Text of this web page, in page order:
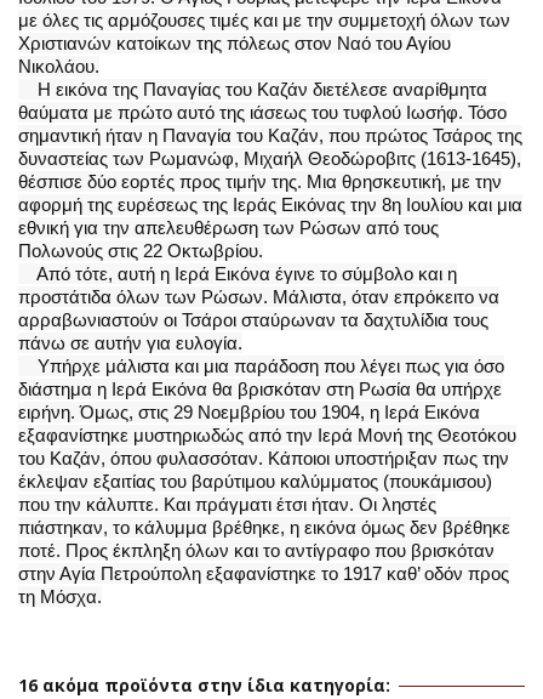
με όλες τις αρμόζουσες τιμές και με την συμμετοχή όλων των
Χριστιανών κατοίκων της πόλεως στον Ναό του Αγίου
Νικολάου.
Η εικόνα της Παναγίας του Καζάν διετέλεσε αναρίθμητα
θαύματα με πρώτο αυτό της ιάσεως του τυφλού Ιωσήφ. Τόσο
σημαντική ήταν η Παναγία του Καζάν, που πρώτος Τσάρος της
δυναστείας των Ρωμανώφ, Μιχαήλ Θεοδώροβιτς (1613-1645),
θέσπισε δύο εορτές προς τιμήν της. Μια θρησκευτική, με την
αφορμή της ευρέσεως της Ιεράς Εικόνας την 8η Ιουλίου και μια
εθνική για την απελευθέρωση των Ρώσων από τους
Πολωνούς στις 22 Οκτωβρίου.
Από τότε, αυτή η Ιερά Εικόνα έγινε το σύμβολο και η
προστάτιδα όλων των Ρώσων. Μάλιστα, όταν επρόκειτο να
αρραβωνιαστούν οι Τσάροι σταύρωναν τα δαχτυλίδια τους
πάνω σε αυτήν για ευλογία.
Υπήρχε μάλιστα και μια παράδοση που λέγει πως για όσο
διάστημα η Ιερά Εικόνα θα βρισκόταν στη Ρωσία θα υπήρχε
ειρήνη. Όμως, στις 29 Νοεμβρίου του 1904, η Ιερά Εικόνα
εξαφανίστηκε μυστηριωδώς από την Ιερά Μονή της Θεοτόκου
του Καζάν, όπου φυλασσόταν. Κάποιοι υποστήριξαν πως την
έκλεψαν εξαιτίας του βαρύτιμου καλύμματος (πουκάμισου)
που την κάλυπτε. Και πράγματι έτσι ήταν. Οι ληστές
πιάστηκαν, το κάλυμμα βρέθηκε, η εικόνα όμως δεν βρέθηκε
ποτέ. Προς έκπληξη όλων και το αντίγραφο που βρισκόταν
στην Αγία Πετρούπολη εξαφανίστηκε το 1917 καθ’ οδόν προς
τη Μόσχα.
16 ακόμα προϊόντα στην ίδια κατηγορία: